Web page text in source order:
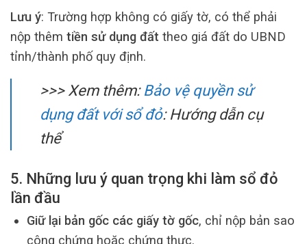
Lưu ý: Trường hợp không có giấy tờ, có thể phải
nộp thêm tiền sử dụng đất theo giá đất do UBND
tỉnh/thành phố quy định.
>>> Xem thêm: Bảo vệ quyền sử
dụng đất với sổ đỏ: Hướng dẫn cụ
thể
5. Những lưu ý quan trọng khi làm sổ đỏ
lần đầu
Giữ lại bản gốc các giấy tờ gốc, chỉ nộp bản sao
công chứng hoặc chứng thực.